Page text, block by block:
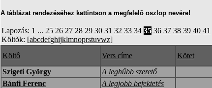
A táblázat rendezéséhez kattintson a megfelelõ oszlop nevére!
Lapozás: 1 ... 25 26 27 28 29 30 31 32 33 34 35 36 37 38 39 40 41
Költõk: [abcdefghijklmnoprstuvwz]
Költô
Vers címe Kötet
Szigeti György
A leghűbb szerető
Bánfi Ferenc
A legjobb befektetés